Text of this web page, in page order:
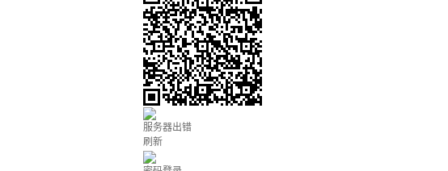
服务器出错
刷新